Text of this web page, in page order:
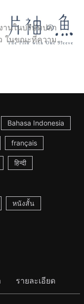
านในบริษัทปลา
ในขณะที่ความ...
Bahasa Indonesia
français
हिन्दी
หนังสั้น
รายละเอียด